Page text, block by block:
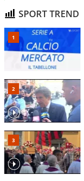
SPORT TREND